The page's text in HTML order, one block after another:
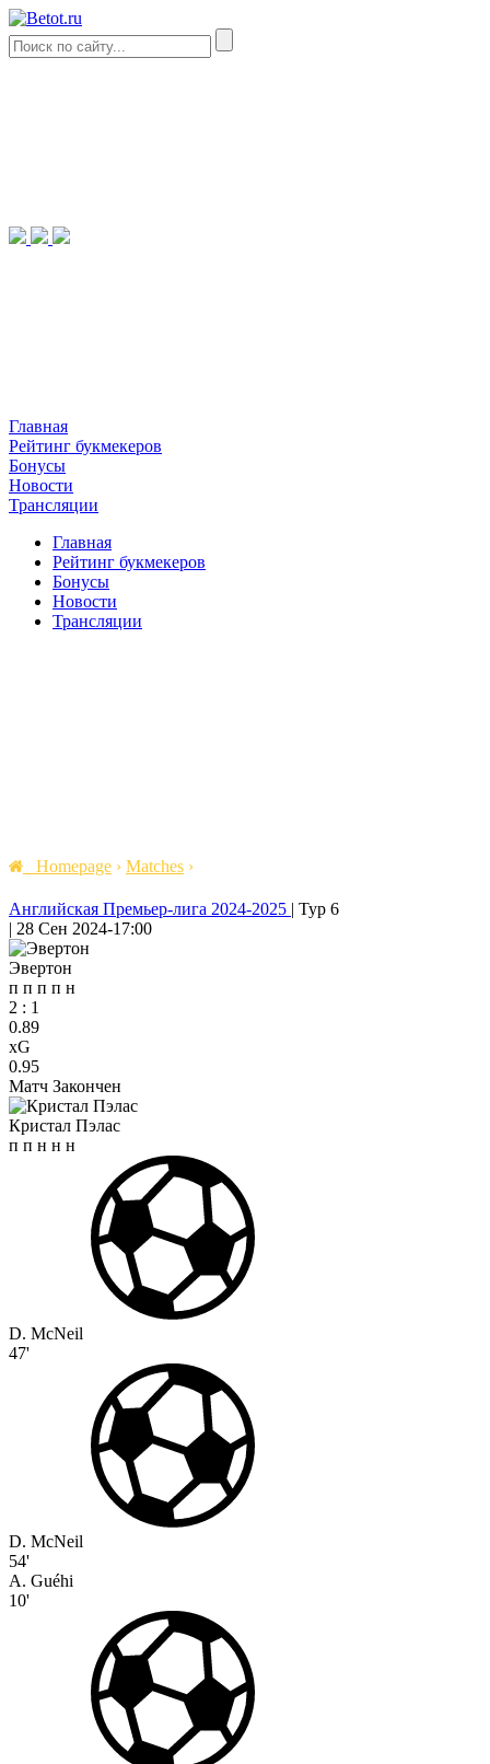
Главная
Рейтинг букмекеров
Бонусы
Новости
Трансляции
Главная
Рейтинг букмекеров
Бонусы
Новости
Трансляции
Homepage › Matches ›
Английская Премьер-лига 2024-2025 | Тур 6
| 28 Сен 2024-17:00
Эвертон
п п п п н
2 : 1
0.89
xG
0.95
Матч Закончен
Кристал Пэлас
п п н н н
D. McNeil
47'
D. McNeil
54'
A. Guéhi
10'